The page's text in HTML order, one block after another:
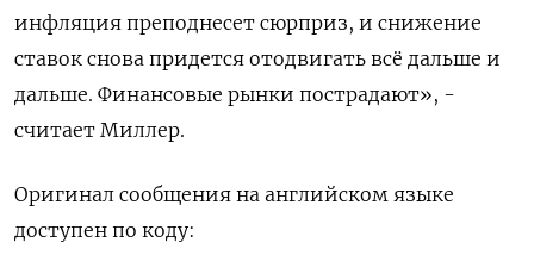
инфляция преподнесет сюрприз, и снижение
ставок снова придется отодвигать всё дальше и
дальше. Финансовые рынки пострадают», -
считает Миллер.
Оригинал сообщения на английском языке
доступен по коду: